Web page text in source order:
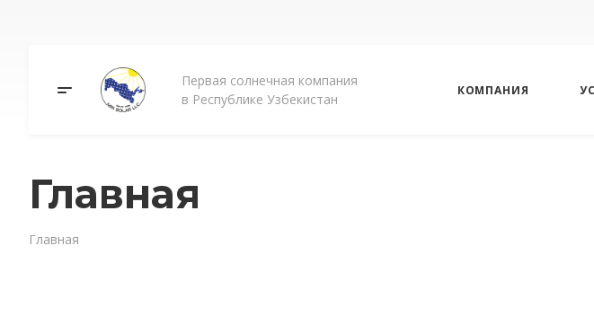
Первая солнечная компания
в Республике Узбекистан
КОМПАНИЯ
Главная
Главная